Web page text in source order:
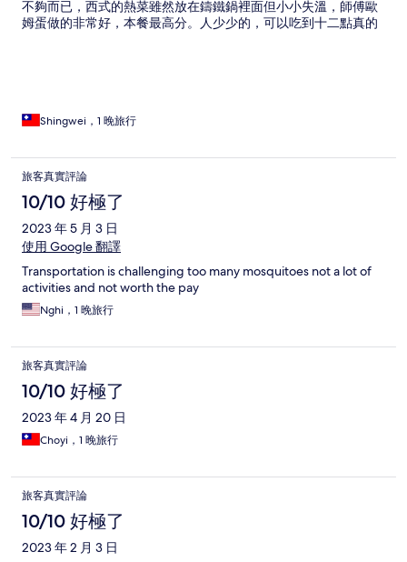
不夠而已，西式的熱菜雖然放在鑄鐵鍋裡面但小小失溫，師傅歐
姆蛋做的非常好，本餐最高分。人少少的，可以吃到十二點真的
不熱的時候騎腳踏車逛到心旅的園區，晨曦照上山頂山腰很舒
超值，可惜後來一直沒有看到這麼優惠的價格，春天後感覺會越
來越熱門吧。
Shingwei，1 晚旅行
旅客真實評論
10/10 好極了
2023 年 5 月 3 日
使用 Google 翻譯
Transportation is challenging too many mosquitoes not a lot of
activities and not worth the pay
Nghi，1 晚旅行
旅客真實評論
10/10 好極了
2023 年 4 月 20 日
Choyi，1 晚旅行
旅客真實評論
10/10 好極了
2023 年 2 月 3 日